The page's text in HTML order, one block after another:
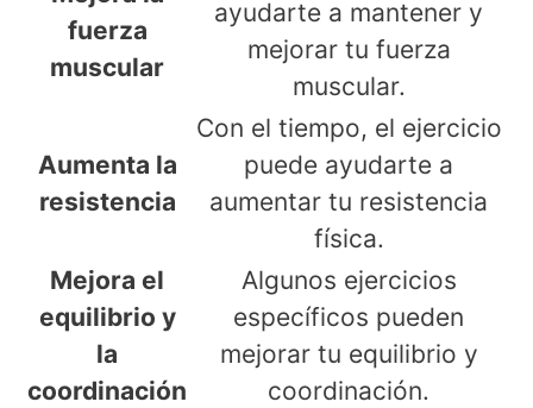
fuerza
muscular
ayudarte a mantener y
mejorar tu fuerza
muscular.
Aumenta la
resistencia
Con el tiempo, el ejercicio
puede ayudarte a
aumentar tu resistencia
física.
Mejora el
equilibrio y
la
coordinación
Algunos ejercicios
específicos pueden
mejorar tu equilibrio y
coordinación.